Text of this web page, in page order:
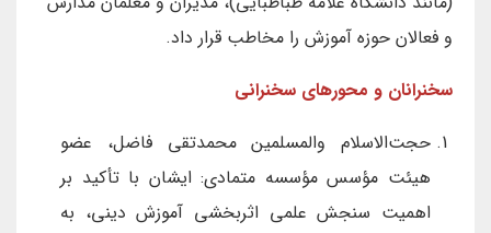
و فعالان حوزه آموزش را مخاطب قرار داد.
سخنرانان و محورهای سخنرانی
حجت‌الاسلام والمسلمین محمدتقی فاضل، عضو
هیئت مؤسس مؤسسه متمادی: ایشان با تأکید بر
اهمیت سنجش علمی اثربخشی آموزش دینی، به